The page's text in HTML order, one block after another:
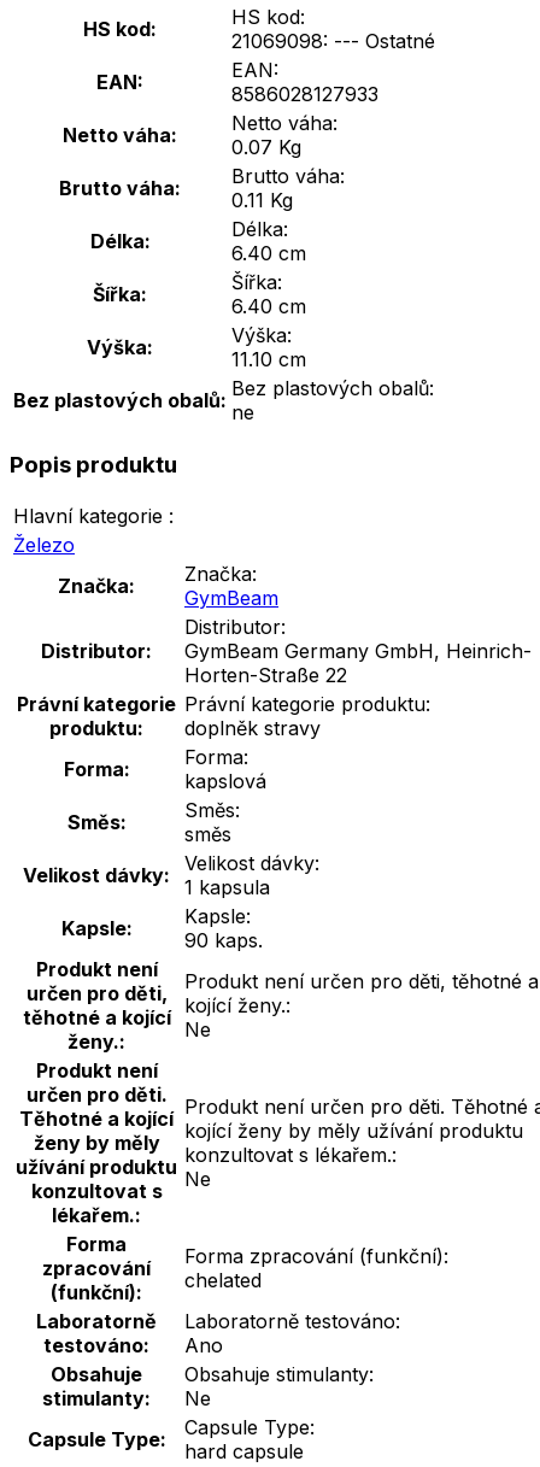
HS kod:
HS kod:
21069098: --- Ostatné
EAN:
EAN:
8586028127933
Netto váha:
Netto váha:
0.07 Kg
Brutto váha:
Brutto váha:
0.11 Kg
Délka:
Délka:
6.40 cm
Šířka:
Šířka:
6.40 cm
Výška:
Výška:
11.10 cm
Bez plastových obalů: Bez plastových obalů:
ne
Popis produktu
Hlavní kategorie :
Železo
Značka:
Značka:
GymBeam
Distributor:
Distributor:
GymBeam Germany GmbH, Heinrich-
Horten-Straße 22
Právní kategorie
produktu:
Právní kategorie produktu:
doplněk stravy
Forma:
Forma:
kapslová
Směs:
Směs:
směs
Velikost dávky:
Velikost dávky:
1 kapsula
Kapsle:
Kapsle:
90 kaps.
Produkt není
určen pro děti,
těhotné a kojící
ženy.:
Produkt není určen pro děti, těhotné a
kojící ženy.:
Ne
Produkt není
určen pro děti.
Těhotné a kojící
ženy by měly
užívání produktu
konzultovat s
lékařem.:
Produkt není určen pro děti. Těhotné
kojící ženy by měly užívání produktu
konzultovat s lékařem.:
Ne
Forma
zpracování
(funkční):
Forma zpracování (funkční):
chelated
Laboratorně
testováno:
Laboratorně testováno:
Ano
Obsahuje
stimulanty:
Obsahuje stimulanty:
Ne
Capsule Type:
Capsule Type:
hard capsule